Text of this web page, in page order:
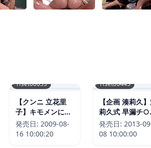
1fset00053
【クンニ 立花里
子】キモメンにイ
カされる立花里子
｜1fset00053
発売日:2009-08-
16 10:00:20
1fset00445
【企画 湊莉久
莉久式 早漏チ○
強化合宿｜
1fset00445
発売日:2013-
08 10:00:00